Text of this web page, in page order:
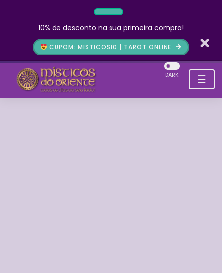
10% de desconto na sua primeira compra!
CUPOM: MISTICOS10 | TAROT ONLINE
☰
DARK